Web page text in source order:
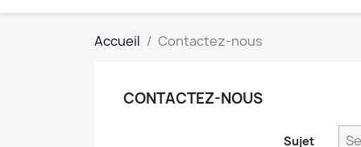
Accueil Contactez-nous
CONTACTEZ-NOUS
Sujet